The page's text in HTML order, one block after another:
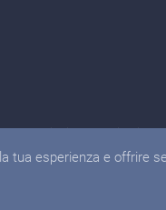
tua esperienza e offrire